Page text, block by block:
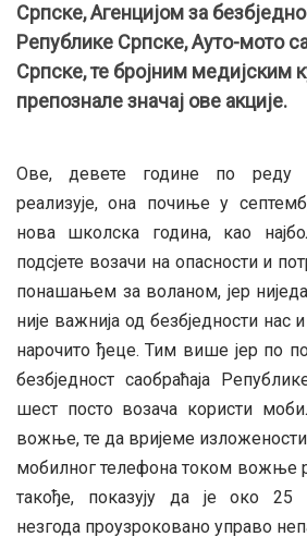
Српске, Агенцијом за
Републике Српске, Ауто-мото
Српске, те бројним медијским
препознале значај ове акције.
Ове, девете године по реду
реализује, она почиње у
нова школска година, као
подсјете возачи на опасности и
понашањем за воланом, јер
није важнија од безбједности нас
нарочито ђеце. Тим више јер по
безбједност саобраћаја
шест посто возача користи
вожње, те да вријеме
мобилног телефона током вожње
такође, показују да је око 25
незгода проузроковано управо